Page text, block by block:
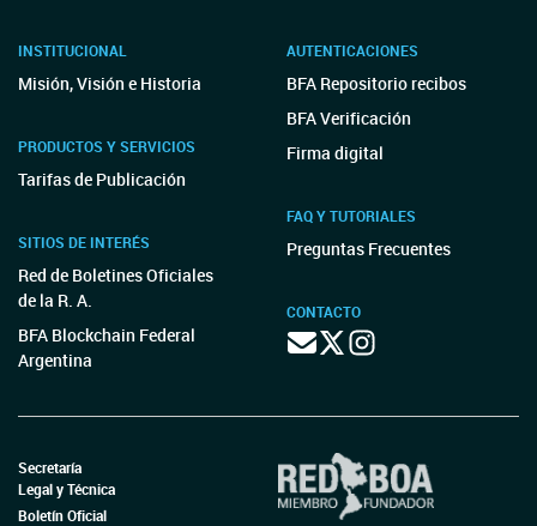
INSTITUCIONAL
Misión, Visión e Historia
PRODUCTOS Y SERVICIOS
Tarifas de Publicación
SITIOS DE INTERÉS
Red de Boletines Oficiales
de la R. A.
BFA Blockchain Federal
Argentina
AUTENTICACIONES
BFA Repositorio recibos
BFA Verificación
Firma digital
FAQ Y TUTORIALES
Preguntas Frecuentes
CONTACTO
Secretaría
Legal y Técnica
Boletín Oficial